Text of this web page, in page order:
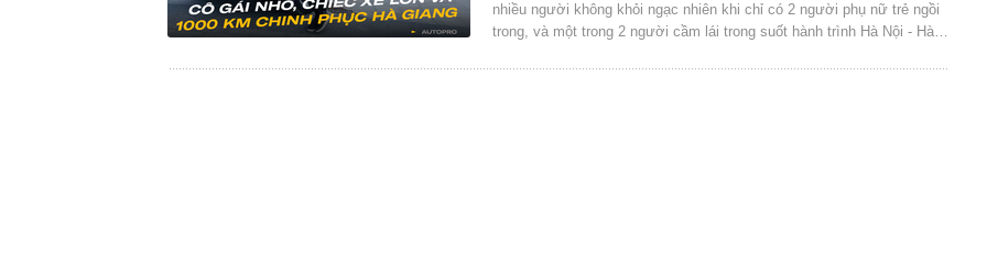
nhiều người không khỏi ngạc nhiên khi chỉ có 2 người phụ nữ trẻ ngồi
trong, và một trong 2 người cầm lái trong suốt hành trình Hà Nội - Hà…